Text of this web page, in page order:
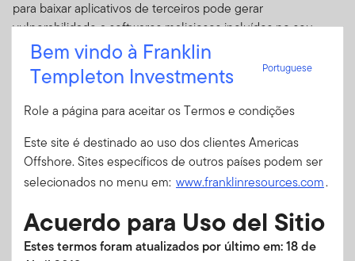
para baixar aplicativos de terceiros pode gerar
vulnerabilidade a softwares maliciosos incluídos no seu
download.
No entanto, você não precisa baixar algo para que
Alguns deles podem se infiltrar no seu computador sem
qualquer ação de sua parte: basta apenas visitar um site que
não tenha tomado as medidas adequadas para impedir que
hackers acionem esses “drive-by” downloads. O nosso site
possui as medidas de segurança necessárias para combater
esse tipo de atividade.
Mantenha seu sistema limpo
Bem vindo à Franklin
Templeton Investments
Portuguese
Role a página para aceitar os Termos e condições
Este site é destinado ao uso dos clientes Americas
Offshore. Sites específicos de outros países podem ser
selecionados no menu em: www.franklinresources.com.
Acuerdo para Uso del Sitio
Estes termos foram atualizados por último em: 18 de